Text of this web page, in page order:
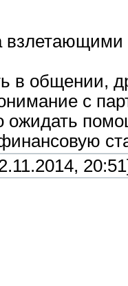
в общении,
с
ожидать